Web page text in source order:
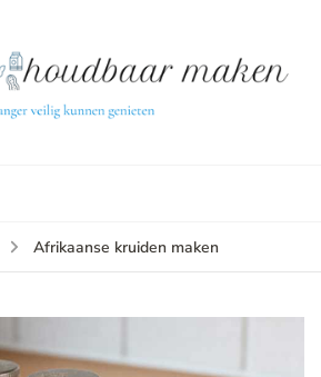
Afrikaanse kruiden maken